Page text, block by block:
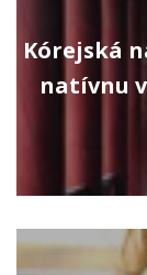
Kórejská
natívnu